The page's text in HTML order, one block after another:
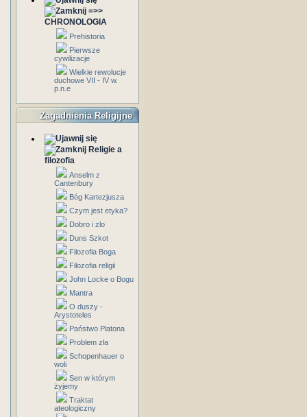
=>>
CHRONOLOGIA
Prehistoria
Pierwsze
cywilizacje
Wielkie rewolucje
duchowe VII - IV w.
p.n.e
Zagadnienia Religijne
Religie a
filozofia
Anselm z
Cantenbury
Bóg Kartezjusza
Czym jest etyka?
Dobro i zlo
Duns Szkot
Filozofia Boga
Filozofia religii
John Locke o Bogu
Mantra
O duszy -
Arystoteles
Państwo Platona
Problem zła
Schopenhauer o
woli
Sen w którym
żyjemy
Traktat
ateologiczny